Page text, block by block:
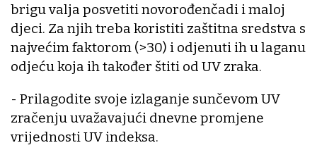
brigu valja posvetiti novorođenčadi i maloj
djeci. Za njih treba koristiti zaštitna sredstva s
najvećim faktorom (>30) i odjenuti ih u laganu
odjeću koja ih također štiti od UV zraka.
- Prilagodite svoje izlaganje sunčevom UV
zračenju uvažavajući dnevne promjene
vrijednosti UV indeksa.